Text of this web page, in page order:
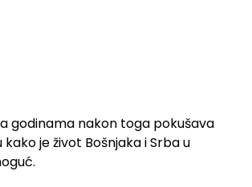
godinama nakon toga pokušava
je život Bošnjaka i Srba u